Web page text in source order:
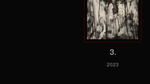
3.
2023